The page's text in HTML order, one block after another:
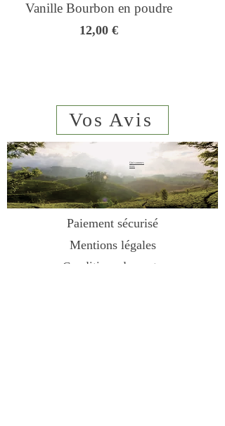
Vanille Bourbon en poudre
Prix
12,00 €
Vos Avis
sms 06 23 02
44 61
Qui sommes
nous
Paiement sécurisé
Mentions légales
Conditions de vente